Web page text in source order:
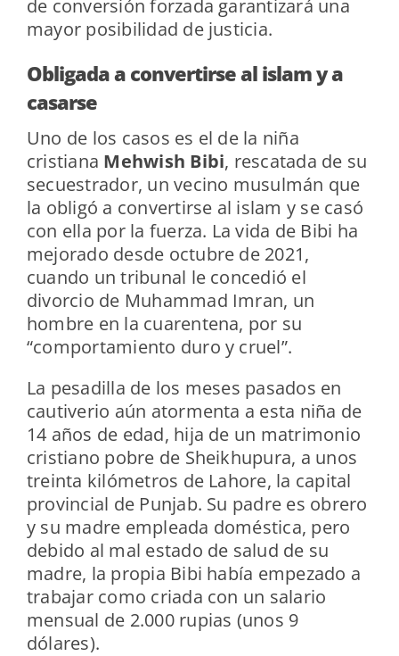
de conversión forzada garantizará una
mayor posibilidad de justicia.
Obligada a convertirse al islam y a
casarse
Uno de los casos es el de la niña
cristiana Mehwish Bibi, rescatada de su
secuestrador, un vecino musulmán que
la obligó a convertirse al islam y se casó
con ella por la fuerza. La vida de Bibi ha
mejorado desde octubre de 2021,
cuando un tribunal le concedió el
divorcio de Muhammad Imran, un
hombre en la cuarentena, por su
“comportamiento duro y cruel”.
La pesadilla de los meses pasados en
cautiverio aún atormenta a esta niña de
14 años de edad, hija de un matrimonio
cristiano pobre de Sheikhupura, a unos
treinta kilómetros de Lahore, la capital
provincial de Punjab. Su padre es obrero
y su madre empleada doméstica, pero
debido al mal estado de salud de su
madre, la propia Bibi había empezado a
trabajar como criada con un salario
mensual de 2.000 rupias (unos 9
dólares).